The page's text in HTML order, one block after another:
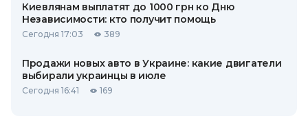
Киевлянам выплатят до 1000 грн ко Дню
Независимости: кто получит помощь
Сегодня 17:03 389
Продажи новых авто в Украине: какие двигатели
выбирали украинцы в июле
Сегодня 16:41 169